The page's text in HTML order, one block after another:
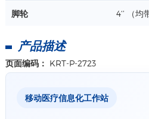
脚轮 4‘’ （均
产品描述
页面编码： KRT-P-2723
移动医疗信息化工作站